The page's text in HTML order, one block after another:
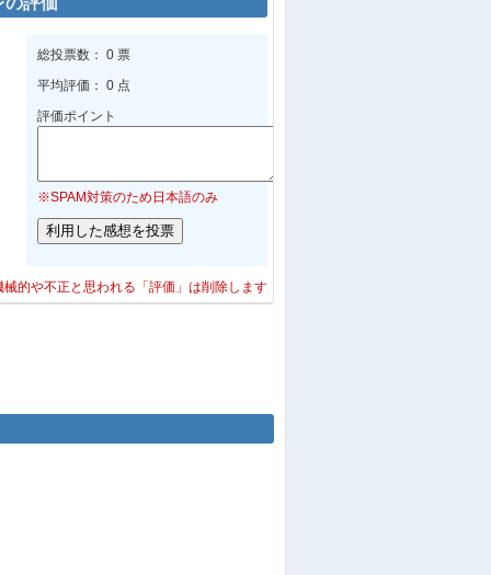
総投票数： 0 票
平均評価： 0 点
評価ポイント
※SPAM対策のため日本語のみ
的や不正と思われる「評価」は削除します